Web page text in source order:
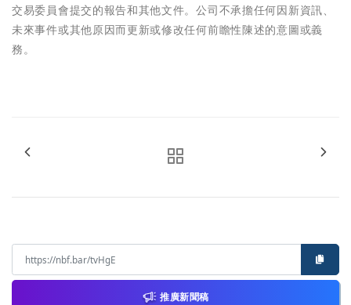
交易委員會提交的報告和其他文件。公司不承擔任何因新資訊、
未來事件或其他原因而更新或修改任何前瞻性陳述的意圖或義
務。
推廣新聞稿